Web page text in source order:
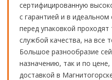
сертифицированную
с гарантией и в идеальном
перед упаковкой
службой качества, на все
Большое разнообразие
назначению, так и по
доставкой в